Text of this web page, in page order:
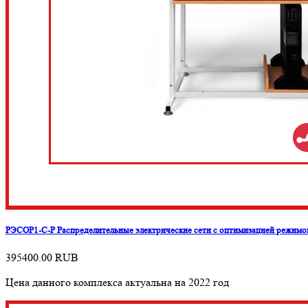
РЭСОР1-С-Р Распределительные электрические сети с оптимизацией
395400.00 RUB
Цена данного комплекса актуальна на 2022 год